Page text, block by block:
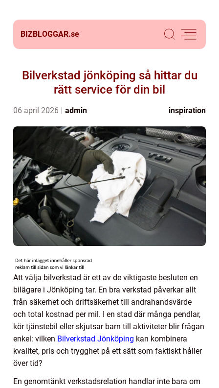
BIZBLOGGAR.se
Bilverkstad jönköping så hittar du
rätt service för din bil
06 april 2026 admin inspiration
Att välja bilverkstad är ett av de viktigaste besluten en
bilägare i Jönköping tar. En bra verkstad påverkar allt
från säkerhet och driftsäkerhet till andrahandsvärde
och total kostnad per mil. I en stad där många pendlar,
kör tjänstebil eller skjutsar barn till aktiviteter blir frågan
enkel: vilken Bilverkstad Jönköping kan kombinera
kvalitet, pris och trygghet på ett sätt som faktiskt håller
över tid?
En genomtänkt verkstadsrelation handlar inte bara om